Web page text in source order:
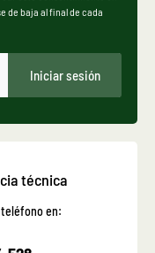
de baja al final de cada
Iniciar sesión
técnica
en: